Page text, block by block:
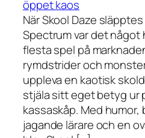
öppet kaos
När Skool Daze
Spectrum var det något
flesta spel på
rymdstrider och
uppleva en kaotisk
stjäla sitt eget betyg ur
kassaskåp. Med humor,
jagande lärare och en